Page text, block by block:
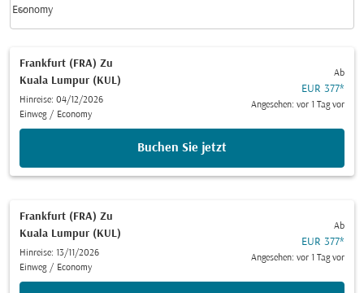
Kabinenklasse option Economy Selected
Economy
keyboard_arrow_down
Frankfurt (FRA) Zu
Kuala Lumpur (KUL)
Hinreise: 04/12/2026
Einweg / Economy
Ab
EUR 377*
Angesehen: vor 1 Tag vor
Buchen Sie jetzt
Frankfurt (FRA) Zu
Kuala Lumpur (KUL)
Hinreise: 13/11/2026
Einweg / Economy
Ab
EUR 377*
Angesehen: vor 1 Tag vor